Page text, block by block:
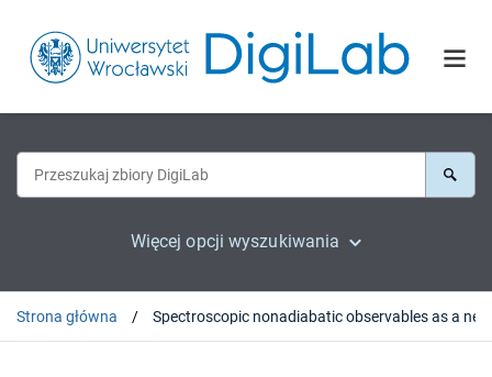
Więcej opcji wyszukiwania
Strona główna